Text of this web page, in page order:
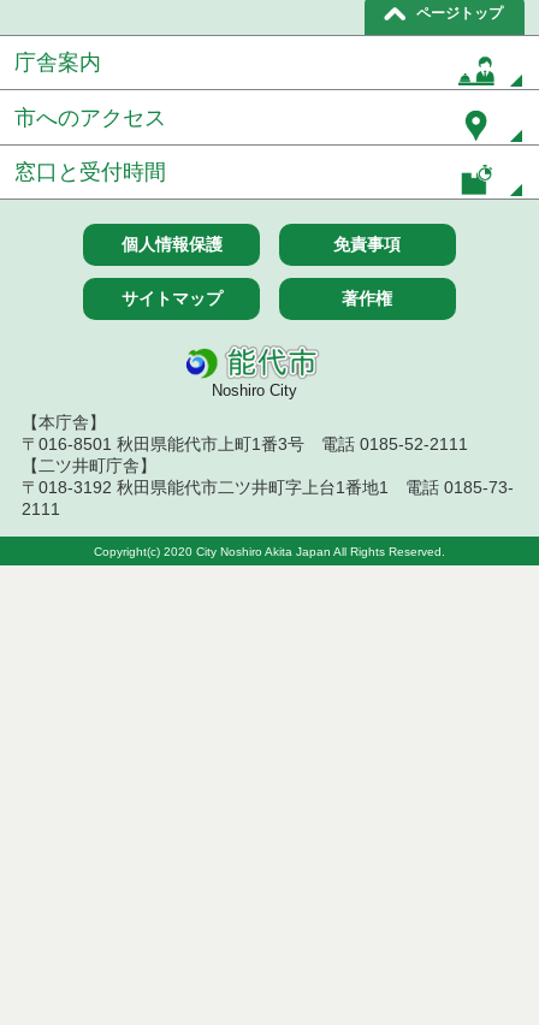
令和６年４月１８日執行 物品（公開調達）見積徴
取結果
令和６年４月１１日執行 物品（公開調達）見積徴
取結果
令和６年４月９日執行 物品見積徴取結果
令和６年４月４日執行 物品（公開調達）見積徴取
令和６年２月分
令和６年１月分
令和５年１２月分
ページトップ
庁舎案内
市へのアクセス
窓口と受付時間
個人情報保護 免責事項
サイトマップ 著作権
Noshiro City
【本庁舎】
〒016-8501 秋田県能代市上町1番3号 電話 0185-52-2111
【二ツ井町庁舎】
〒018-3192 秋田県能代市二ツ井町字上台1番地1 電話 0185-73-
2111
Copyright(c) 2020 City Noshiro Akita Japan All Rights Reserved.